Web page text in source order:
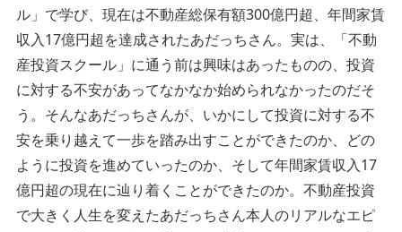
ル」で学び、現在は不動産総保有額300億円超、年間家賃
収入17億円超を達成されたあだっちさん。実は、「不動
産投資スクール」に通う前は興味はあったものの、投資
に対する不安があってなかなか始められなかったのだそ
う。そんなあだっちさんが、いかにして投資に対する不
安を乗り越えて一歩を踏み出すことができたのか、どの
ように投資を進めていったのか、そして年間家賃収入17
億円超の現在に辿り着くことができたのか。不動産投資
で大きく人生を変えたあだっちさん本人のリアルなエピ